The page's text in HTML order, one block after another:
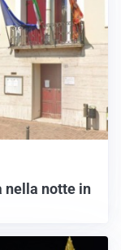
nella notte in